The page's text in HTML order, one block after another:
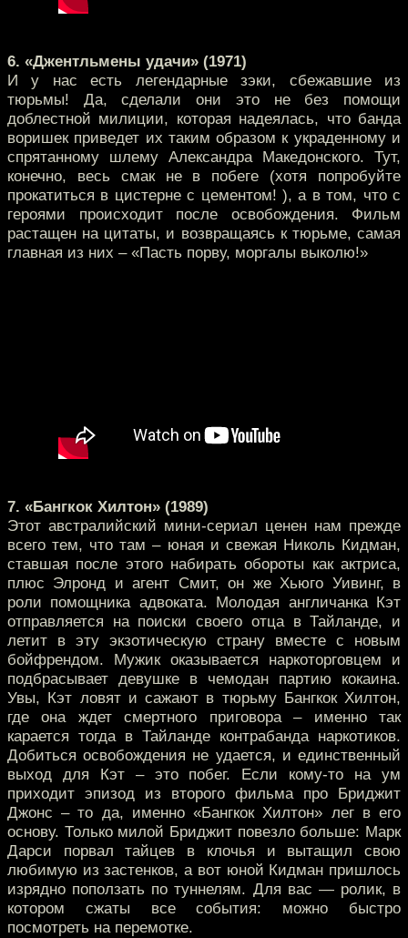
6. «Джентльмены удачи» (1971)
И у нас есть легендарные зэки, сбежавшие из
тюрьмы! Да, сделали они это не без помощи
доблестной милиции, которая надеялась, что банда
воришек приведет их таким образом к украденному и
спрятанному шлему Александра Македонского. Тут,
конечно, весь смак не в побеге (хотя попробуйте
прокатиться в цистерне с цементом! ), а в том, что с
героями происходит после освобождения. Фильм
растащен на цитаты, и возвращаясь к тюрьме, самая
главная из них – «Пасть порву, моргалы выколю!»
7. «Бангкок Хилтон» (1989)
Этот австралийский мини-сериал ценен нам прежде
всего тем, что там – юная и свежая Николь Кидман,
ставшая после этого набирать обороты как актриса,
плюс Элронд и агент Смит, он же Хьюго Уивинг, в
роли помощника адвоката. Молодая англичанка Кэт
отправляется на поиски своего отца в Тайланде, и
летит в эту экзотическую страну вместе с новым
бойфрендом. Мужик оказывается наркоторговцем и
подбрасывает девушке в чемодан партию кокаина.
Увы, Кэт ловят и сажают в тюрьму Бангкок Хилтон,
где она ждет смертного приговора – именно так
карается тогда в Тайланде контрабанда наркотиков.
Добиться освобождения не удается, и единственный
выход для Кэт – это побег. Если кому-то на ум
приходит эпизод из второго фильма про Бриджит
Джонс – то да, именно «Бангкок Хилтон» лег в его
основу. Только милой Бриджит повезло больше: Марк
Дарси порвал тайцев в клочья и вытащил свою
любимую из застенков, а вот юной Кидман пришлось
изрядно поползать по туннелям. Для вас — ролик, в
котором сжаты все события: можно быстро
посмотреть на перемотке.